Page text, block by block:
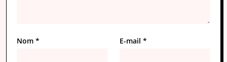
Nom * E-mail *